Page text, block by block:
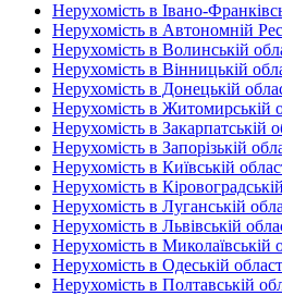
Нерухомість в Івано-
Нерухомість в Автономній
Нерухомість в Волинській
Нерухомість в Вінницькій
Нерухомість в Донецькій
Нерухомість в Житомирській
Нерухомість в Закарпатській
Нерухомість в Запорізькій
Нерухомість в Київській
Нерухомість в
Нерухомість в Луганській
Нерухомість в Львівській
Нерухомість в Миколаївській
Нерухомість в Одеській
Нерухомість в Полтавській